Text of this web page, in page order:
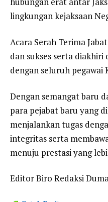
lingkungan kejaksaan
Acara Serah Terima
dan sukses serta diakhiri
dengan seluruh pegawai
Dengan semangat baru
para pejabat baru yang
menjalankan tugas
integritas serta
menuju prestasi yang
Editor Biro Redaksi